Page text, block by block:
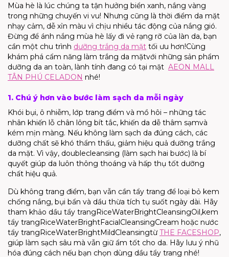
Mùa hè là lúc chúng ta tận hưởng biển xanh, nắng vàng
trong những chuyến vi vu! Nhưng cũng là thời điểm da mặt
nhạy cảm, dễ xỉn màu vì chịu nhiều tác động của nắng gió.
Đừng để ánh nắng mùa hè lấy đi vẻ rạng rỡ của làn da, bạn
cần một chu trình dưỡng trắng da mặt tối ưu hơn!Cùng
khám phá cẩm năng làm trắng da mặtvới những sản phẩm
dưỡng da an toàn, lành tính đang có tại mặt AEON MALL
TÂN PHÚ CELADON nhé!
1. Chú ý hơn vào bước làm sạch da mỗi ngày
Khói bụi, ô nhiễm, lớp trang điểm và mồ hôi – những tác
nhân khiến lỗ chân lông bít tắc, khiến da dễ thâm sạmvà
kém mịn màng. Nếu không làm sạch da đúng cách, các
dưỡng chất sẽ khó thẩm thấu, giảm hiệu quả dưỡng trắng
da mặt. Vì vậy, doublecleansing (làm sạch hai bước) là bí
quyết giúp da luôn thông thoáng và hấp thụ tốt dưỡng
chất hiệu quả.
Dù không trang điểm, bạn vẫn cần tẩy trang để loại bỏ kem
chống nắng, bụi bẩn và dầu thừa tích tụ suốt ngày dài. Hãy
tham khảo dầu tẩy trangRiceWaterBrightCleansingOil,kem
tẩy trangRiceWaterBrightFacialCleansingCream hoặc nước
tẩy trangRiceWaterBrightMildCleansingtừTHE FACESHOP,
giúp làm sạch sâu mà vẫn giữ ẩm tốt cho da. Hãy lưu ý nhũ
hóa đúng cách nếu bạn chọn dùng dầu tẩy trang nhé!